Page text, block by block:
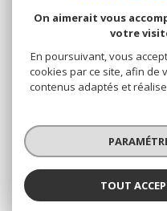
© 2026 |
Nos honoraires
Nos
On aimerait vous
votre
En poursuivant, vous
cookies par ce site, afin de
contenus adaptés et
TOUT